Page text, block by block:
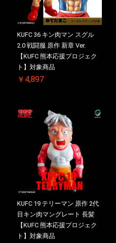
KUFC 36 キン肉マン スグル
2.0 戦闘服 原作 新章 Ver.
【KUFC 熊本応援プロジェク
ト】対象商品
￥4,897
KUFC 19 テリーマン 原作 2代
目キン肉マングレート 長髪
【KUFC 熊本応援プロジェク
ト】対象商品